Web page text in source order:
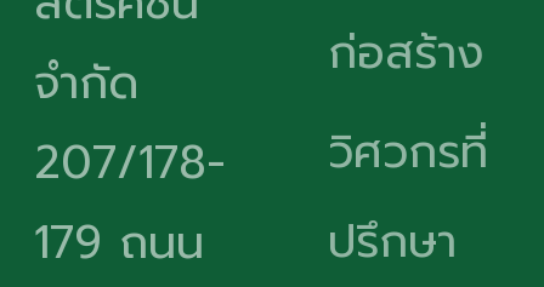
จำกัด
207/178-
179 ถนน
ก่อสร้าง
วิศวกรที่
ปรึกษา